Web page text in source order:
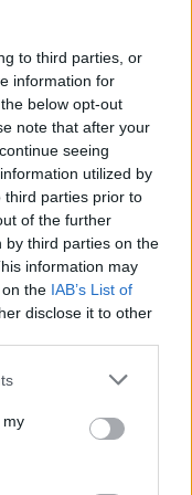
to third parties, or
information for
below opt-out
note that after your
seeing
utilized by
third parties prior to
of the further
by third parties on the
information may
the IAB’s List of
disclose it to other
or more Google
You may click to
third-party tags to
in below Google
my
playa está
naturaleza
aún más
son un
una tierra rica
Cada playa
un sabor que
vivir. La
riqueza del
¿Te